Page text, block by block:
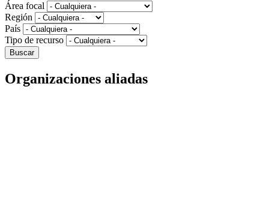
Área focal
Región
País
Tipo de recurso
Organizaciones aliadas